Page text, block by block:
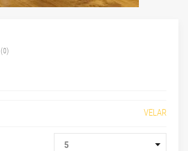
(0)
VELAR
5